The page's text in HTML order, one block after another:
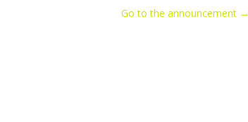
Go to the announcement →